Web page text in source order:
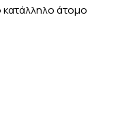
άτομο